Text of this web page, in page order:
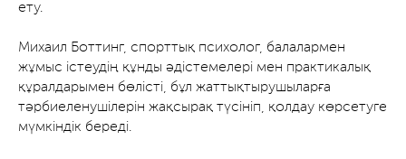
ету.
Михаил Боттинг, спорттық психолог, балалармен
жұмыс істеудің құнды әдістемелері мен практикалық
құралдарымен бөлісті, бұл жаттықтырушыларға
тәрбиеленушілерін жақсырақ түсініп, қолдау көрсетуге
мүмкіндік береді.